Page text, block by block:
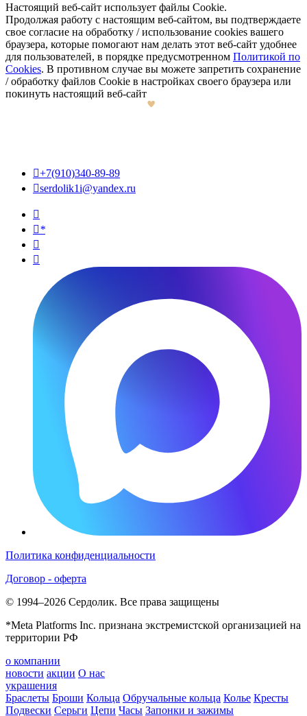
Настоящий веб-сайт использует файлы Cookie.
Продолжая работу с настоящим веб-сайтом, вы подтверждаете
свое согласие на обработку / использование cookies вашего
браузера, которые помогают нам делать этот веб-сайт удобнее
для пользователей, в порядке предусмотренном Политикой по
Cookies. В противном случае вы можете запретить сохранение
/ обработку файлов Cookie в настройках своего браузера или
покинуть настоящий веб-сайт
+7(910)340-89-89
serdolik1i@yandex.ru

*


Политика конфиденциальности
Договор - оферта
© 1994–2026 Сердолик. Все права защищены
*Meta Platforms Inc. признана экстремистской организацией на
территории РФ
о компании
новости акции О нас
украшения
Браслеты Броши Кольца Обручальные кольца Колье Кресты
Подвески Серьги Цепи Часы Запонки и зажимы